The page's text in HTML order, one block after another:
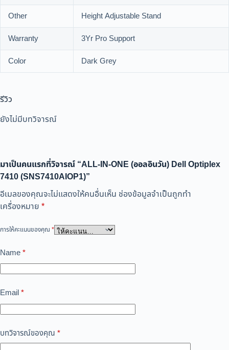
Other
Height Adjustable Stand
Warranty
3Yr Pro Support
Color
Dark Grey
รีวิว
ยังไม่มีบทวิจารณ์
มาเป็นคนแรกที่วิจารณ์ “ALL-IN-ONE (ออลอินวัน) Dell Optiplex
7410 (SNS7410AIOP1)”
อีเมลของคุณจะไม่แสดงให้คนอื่นเห็น ช่องข้อมูลจำเป็นถูกทำ
เครื่องหมาย *
การให้คะแนนของคุณ *
Name*
Email*
บทวิจารณ์ของคุณ *